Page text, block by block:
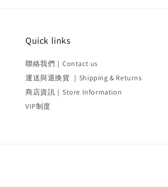
Quick links
聯絡我們｜Contact us
運送與退換貨 ｜Shipping & Returns
商店資訊｜Store Information
VIP制度